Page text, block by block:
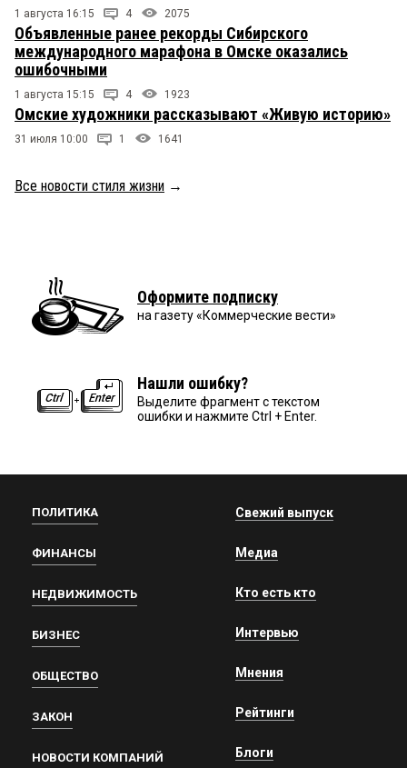
1 августа 16:15 4 2075
Объявленные ранее рекорды Сибирского
международного марафона в Омске оказались
ошибочными
1 августа 15:15 4 1923
Омские художники рассказывают «Живую историю»
31 июля 10:00 1 1641
Все новости стиля жизни →
Оформите подписку
на газету «Коммерческие вести»
Нашли ошибку?
Выделите фрагмент с текстом
ошибки и нажмите Ctrl + Enter.
ПОЛИТИКА
ФИНАНСЫ
НЕДВИЖИМОСТЬ
БИЗНЕС
ОБЩЕСТВО
ЗАКОН
НОВОСТИ КОМПАНИЙ
Свежий выпуск
Медиа
Кто есть кто
Интервью
Мнения
Рейтинги
Блоги